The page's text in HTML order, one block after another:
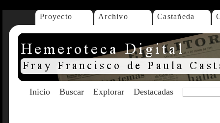
Proyecto Archivo Castañeda
Inicio Buscar Explorar Destacadas